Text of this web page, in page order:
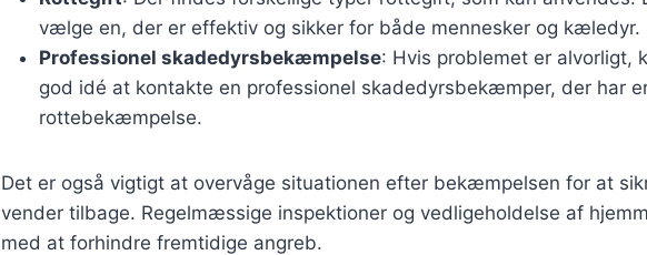
vælge en, der er effektiv og sikker for både mennesker og kæledyr.
Professionel skadedyrsbekæmpelse: Hvis problemet er alvorligt,
god idé at kontakte en professionel skadedyrsbekæmper, der har
rottebekæmpelse.
Det er også vigtigt at overvåge situationen efter bekæmpelsen for at
vender tilbage. Regelmæssige inspektioner og vedligeholdelse af
med at forhindre fremtidige angreb.